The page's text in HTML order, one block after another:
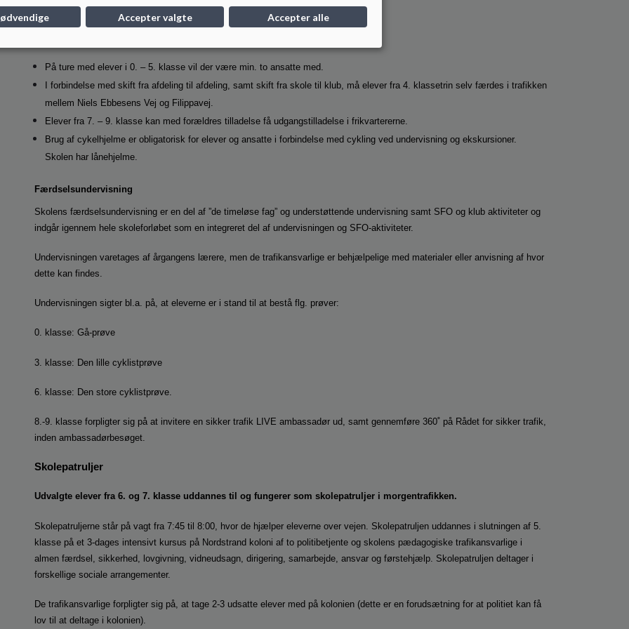
(lovpligtigt pr. 1. jan).
På ture med elever i 0. – 5. klasse vil der være min. to ansatte med.
I forbindelse med skift fra afdeling til afdeling, samt skift fra skole til klub, må elever fra 4. klassetrin selv færdes i trafikken
mellem Niels Ebbesens Vej og Filippavej.
Elever fra 7. – 9. klasse kan med forældres tilladelse få udgangstilladelse i frikvartererne.
Brug af cykelhjelme er obligatorisk for elever og ansatte i forbindelse med cykling ved undervisning og ekskursioner.
Skolen har lånehjelme.
Færdselsundervisning
Skolens færdselsundervisning er en del af ”de timeløse fag” og understøttende undervisning samt SFO og klub aktiviteter og
indgår igennem hele skoleforløbet som en integreret del af undervisningen og SFO-aktiviteter.
Undervisningen varetages af årgangens lærere, men de trafikansvarlige er behjælpelige med materialer eller anvisning af hvor
dette kan findes.
Undervisningen sigter bl.a. på, at eleverne er i stand til at bestå flg. prøver:
0. klasse: Gå-prøve
3. klasse: Den lille cyklistprøve
6. klasse: Den store cyklistprøve.
8.-9. klasse forpligter sig på at invitere en sikker trafik LIVE ambassadør ud, samt gennemføre 360˚ på Rådet for sikker trafik,
inden ambassadørbesøget.
Skolepatruljer
Udvalgte elever fra 6. og 7. klasse uddannes til og fungerer som skolepatruljer i morgentrafikken.
Skolepatruljerne står på vagt fra 7:45 til 8:00, hvor de hjælper eleverne over vejen. Skolepatruljen uddannes i slutningen af 5.
klasse på et 3-dages intensivt kursus på Nordstrand koloni af to politibetjente og skolens pædagogiske trafikansvarlige i
almen færdsel, sikkerhed, lovgivning, vidneudsagn, dirigering, samarbejde, ansvar og førstehjælp. Skolepatruljen deltager i
forskellige sociale arrangementer.
De trafikansvarlige forpligter sig på, at tage 2-3 udsatte elever med på kolonien (dette er en forudsætning for at politiet kan få
lov til at deltage i kolonien).
Accepter valgte Accepter alle